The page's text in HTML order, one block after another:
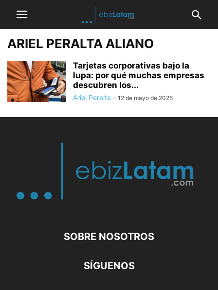
ARIEL PERALTA ALIANO
Tarjetas corporativas bajo la
lupa: por qué muchas empresas
descubren los...
Ariel Peralta - 12 de mayo de 2026
SOBRE NOSOTROS
SÍGUENOS